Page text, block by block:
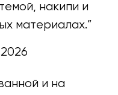
накипи и
материалах.”
и на